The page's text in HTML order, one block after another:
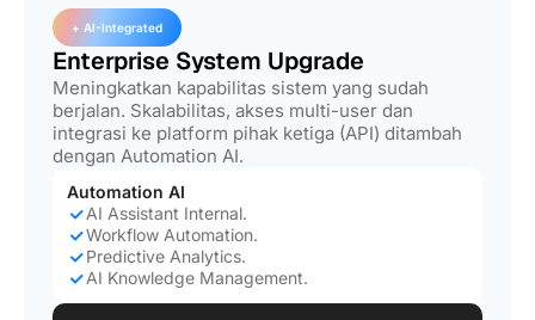
+ AI-Integrated
Enterprise System Upgrade
Meningkatkan kapabilitas sistem yang sudah
berjalan. Skalabilitas, akses multi-user dan
integrasi ke platform pihak ketiga (API) ditambah
dengan Automation AI.
Automation AI
AI Assistant Internal.
Workflow Automation.
Predictive Analytics.
AI Knowledge Management.